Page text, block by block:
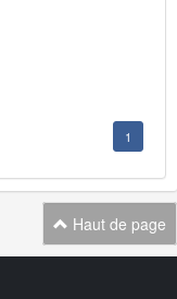
1
Haut de page